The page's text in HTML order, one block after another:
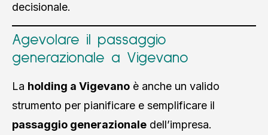
decisionale.
Agevolare il passaggio
generazionale a Vigevano
La holding a Vigevano è anche un valido
strumento per pianificare e semplificare il
passaggio generazionale dell’impresa.